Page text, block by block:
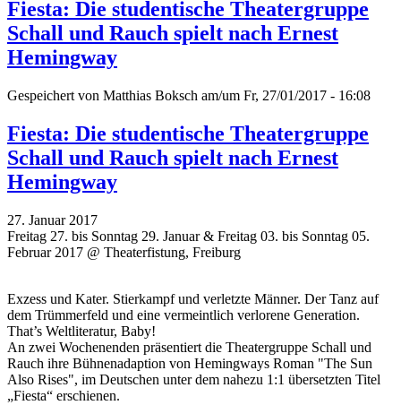
Fiesta: Die studentische Theatergruppe
Schall und Rauch spielt nach Ernest
Hemingway
Gespeichert von Matthias Boksch am/um Fr, 27/01/2017 - 16:08
Fiesta: Die studentische Theatergruppe
Schall und Rauch spielt nach Ernest
Hemingway
27. Januar 2017
Freitag 27. bis Sonntag 29. Januar & Freitag 03. bis Sonntag 05.
Februar 2017 @ Theaterfistung, Freiburg
Exzess und Kater. Stierkampf und verletzte Männer. Der Tanz auf
dem Trümmerfeld und eine vermeintlich verlorene Generation.
That’s Weltliteratur, Baby!
An zwei Wochenenden präsentiert die Theatergruppe Schall und
Rauch ihre Bühnenadaption von Hemingways Roman "The Sun
Also Rises", im Deutschen unter dem nahezu 1:1 übersetzten Titel
„Fiesta“ erschienen.